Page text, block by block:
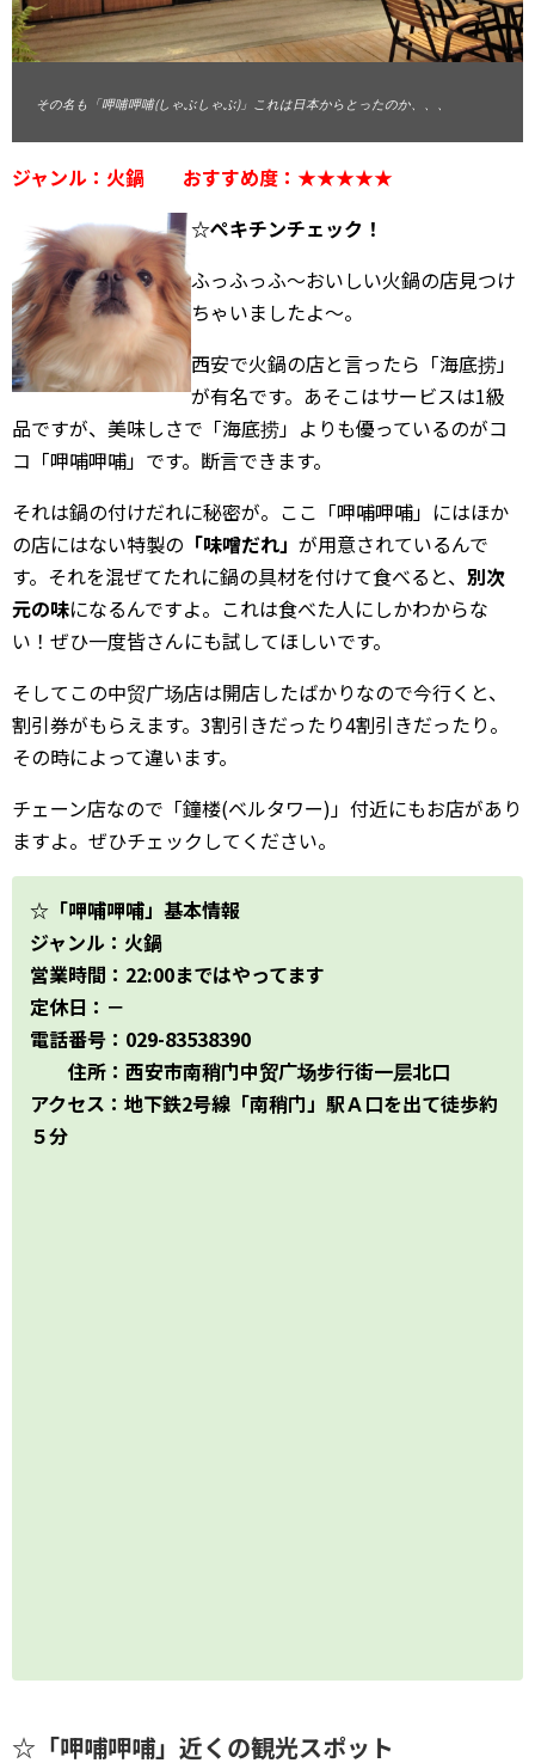
その名も「呷哺呷哺(しゃぶしゃぶ)」これは日本からとったのか、、、
ジャンル：火鍋 おすすめ度： ★★★★★
☆ぺキチンチェック！
ふっふっふ～おいしい火鍋の店見つけ
ちゃいましたよ～。
西安で火鍋の店と言ったら「海底捞」
が有名です。あそこはサービスは1級
品ですが、美味しさで「海底捞」よりも優っているのがコ
コ「呷哺呷哺」です。断言できます。
それは鍋の付けだれに秘密が。ここ「呷哺呷哺」にはほか
の店にはない特製の 「味噌だれ」 が用意されているんで
す。それを混ぜてたれに鍋の具材を付けて食べると、 別次
元の味になるんですよ。これは食べた人にしかわからな
い！ぜひ一度皆さんにも試してほしいです。
そしてこの中贸广场店は開店したばかりなので今行くと、
割引券がもらえます。3割引きだったり4割引きだったり。
その時によって違います。
チェーン店なので「鐘楼(ベルタワー)」付近にもお店があり
ますよ。ぜひチェックしてください。
☆「呷哺呷哺」基本情報
ジャンル：火鍋
営業時間：22:00まではやってます
定休日：－
電話番号：029-83538390
住所：西安市南稍门中贸广场步行街一层北口
アクセス：地下鉄2号線「南稍门」駅Ａ口を出て徒歩約
５分
☆「呷哺呷哺」近くの観光スポット
香港・マカオ
台湾情報
ホテル予約サイト
もっと楽しく！
もっとお得に！
中国生活ガイド
VPN（姉妹サイトへ）
中国の習慣
中国語上達ガイド
西安ブログ・旅行記
中国との交流
キングダム
中国の歴史
中国ニュース
日本旅行ブログ